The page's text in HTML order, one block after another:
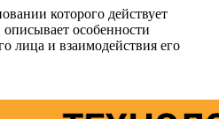
которого действует
особенности
лица и взаимодействия его